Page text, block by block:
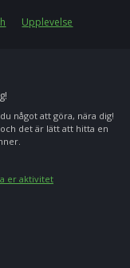
Upplevelse
något att göra, nära dig!
det är lätt att hitta en
er aktivitet